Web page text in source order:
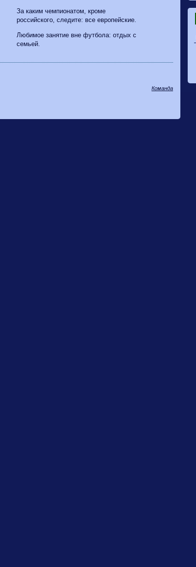
За каким чемпионатом, кроме
российского, следите: все европейские.
Любимое занятие вне футбола: отдых с
семьей.
Команда